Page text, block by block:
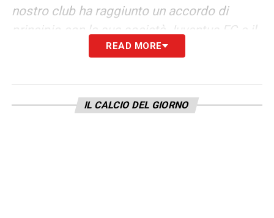
nostro club ha raggiunto un accordo di
principio con la sua società Juventus FC e il
giocatore per quanto riguarda il
Kostic è stato invitato a Istanbul per
controlli sanitari e ulteriori trattative di
READ MORE
IL CALCIO DEL GIORNO